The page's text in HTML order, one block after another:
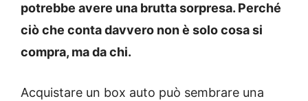
potrebbe avere una brutta sorpresa. Perché
ciò che conta davvero non è solo cosa si
compra, ma da chi.
Acquistare un box auto può sembrare una